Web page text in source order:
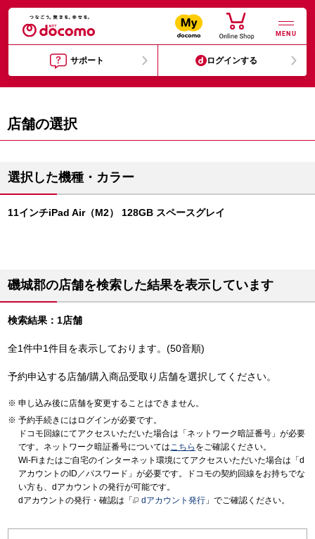
MENU
サポート ログインする
店舗の選択
選択した機種・カラー
11インチiPad Air（M2） 128GB スペースグレイ
磯城郡の店舗を検索した結果を表示しています
検索結果：1店舗
全1件中1件目を表示しております。(50音順)
予約申込する店舗/購入商品受取り店舗を選択してください。
申し込み後に店舗を変更することはできません。
予約手続きにはログインが必要です。
ドコモ回線にてアクセスいただいた場合は「ネットワーク暗証番号」が必要
です。ネットワーク暗証番号についてはこちら をご確認ください。
Wi-Fiまたはご自宅のインターネット環境にてアクセスいただいた場合は「d
アカウントのID／パスワード」が必要です。ドコモの契約回線をお持ちでな
い方も、dアカウントの発行が可能です。
dアカウントの発行・確認は「
dアカウント発行 」でご確認ください。